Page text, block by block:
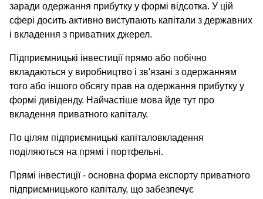
заради одержання прибутку у формі відсотка. У цій
сфері досить активно виступають капітали з державних
і вкладення з приватних джерел.
Підприємницькі інвестиції прямо або побічно
вкладаються у виробництво і зв'язані з одержанням
того або іншого обсягу прав на одержання прибутку у
формі дивіденду. Найчастіше мова йде тут про
вкладення приватного капіталу.
По цілям підприємницькі капіталовкладення
поділяються на прямі і портфельні.
Прямі інвестиції - основна форма експорту приватного
підприємницького капіталу, що забезпечує